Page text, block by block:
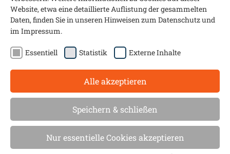
Beratungskompetenz neutral und vor Ort
Das Sanierungsmobil in
Tübingen
Website, etwa eine detaillierte Auflistung der gesammelten
Daten, finden Sie in unseren Hinweisen zum Datenschutzund
im Impressum.
Essentiell Statistik Externe Inhalte
Alle akzeptieren
Speichern & schließen
Nur essentielle Cookies akzeptieren